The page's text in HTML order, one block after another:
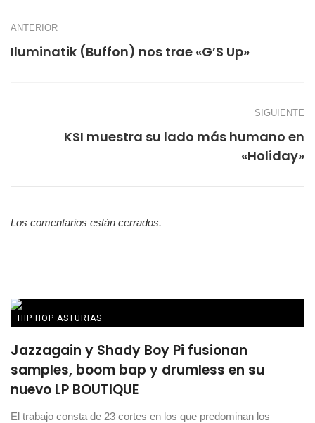
ANTERIOR
Iluminatik (Buffon) nos trae «G’S Up»
SIGUIENTE
KSI muestra su lado más humano en
«Holiday»
Los comentarios están cerrados.
HIP HOP ASTURIAS
Jazzagain y Shady Boy Pi fusionan
samples, boom bap y drumless en su
nuevo LP BOUTIQUE
El trabajo consta de 23 cortes en los que predominan los